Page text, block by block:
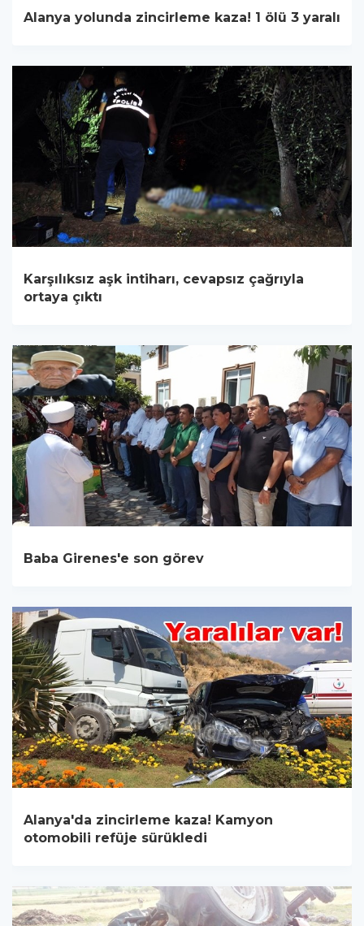
Alanya yolunda zincirleme kaza! 1 ölü 3 yaralı
Karşılıksız aşk intiharı, cevapsız çağrıyla
ortaya çıktı
Baba Girenes'e son görev
Alanya'da zincirleme kaza! Kamyon
otomobili refüje sürükledi